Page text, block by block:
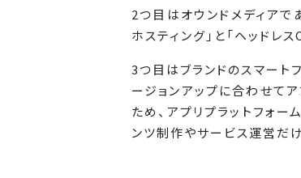
2つ目はオウンドメディアで
ホスティング」と「ヘッドレ
3つ目はブランドのスマート
ージョンアップに合わせて
ため、アプリプラットフォ
ンツ制作やサービス運営だ